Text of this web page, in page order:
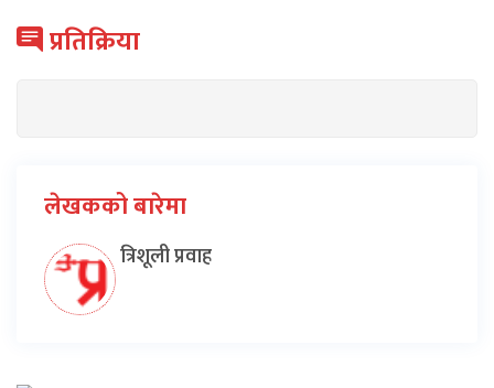
प्रतिक्रिया
लेखकको बारेमा
त्रिशूली प्रवाह